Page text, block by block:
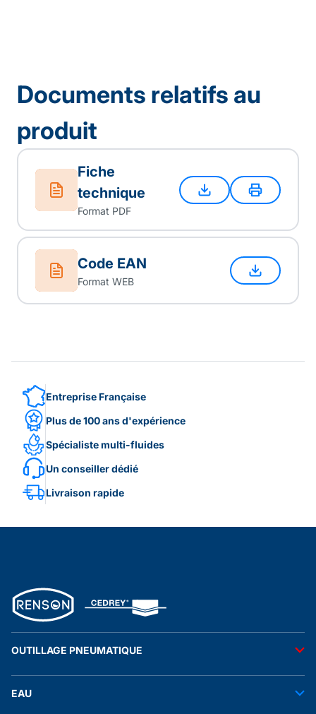
Documents relatifs au
produit
Fiche
technique
Format PDF
Code EAN
Format WEB
Entreprise Française
Plus de 100 ans d'expérience
Spécialiste multi-fluides
Un conseiller dédié
Livraison rapide
OUTILLAGE PNEUMATIQUE
Accessoires pneumatiques
EAU